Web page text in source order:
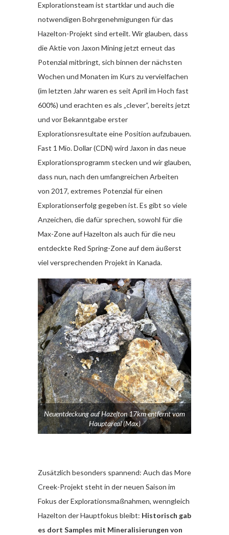
Explorationsteam ist startklar und auch die
notwendigen Bohrgenehmigungen für das
Hazelton-Projekt sind erteilt. Wir glauben, dass
die Aktie von Jaxon Mining jetzt erneut das
Potenzial mitbringt, sich binnen der nächsten
Wochen und Monaten im Kurs zu vervielfachen
(im letzten Jahr waren es seit April im Hoch fast
600%) und erachten es als „clever“, bereits jetzt
und vor Bekanntgabe erster
Explorationsresultate eine Position aufzubauen.
Fast 1 Mio. Dollar (CDN) wird Jaxon in das neue
Explorationsprogramm stecken und wir glauben,
dass nun, nach den umfangreichen Arbeiten
von 2017, extremes Potenzial für einen
Explorationserfolg gegeben ist. Es gibt so viele
Anzeichen, die dafür sprechen, sowohl für die
Max-Zone auf Hazelton als auch für die neu
entdeckte Red Spring-Zone auf dem äußerst
viel versprechenden Projekt in Kanada.
Neuentdeckung auf Hazelton 17km entfernt vom
Hauptareal (Max)
Zusätzlich besonders spannend: Auch das More
Creek-Projekt steht in der neuen Saison im
Fokus der Explorationsmaßnahmen, wenngleich
Hazelton der Hauptfokus bleibt: Historisch gab
es dort Samples mit Mineralisierungen von